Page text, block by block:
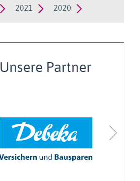
2021 2020
Unsere Partner